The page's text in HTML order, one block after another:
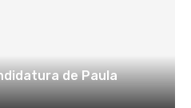
de Paula